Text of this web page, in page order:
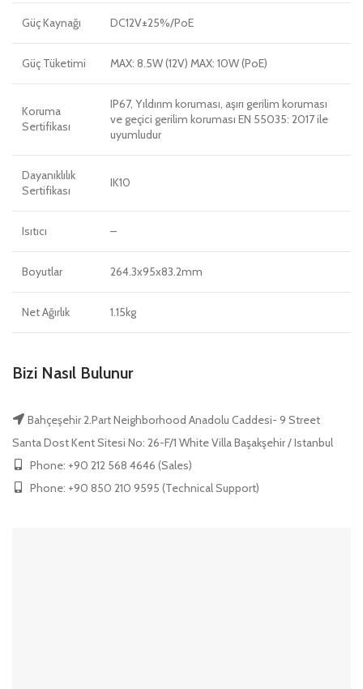
Güç Kaynağı DC12V±25%/PoE
Güç Tüketimi MAX: 8.5W (12V) MAX: 10W (PoE)
Koruma
Sertifikası
IP67, Yıldırım koruması, aşırı gerilim koruması
ve geçici gerilim koruması EN 55035: 2017 ile
uyumludur
Dayanıklılık
Sertifikası
IK10
Isıtıcı –
Boyutlar 264.3x95x83.2mm
Net Ağırlık 1.15kg
Bizi Nasıl Bulunur
Bahçeşehir 2.Part Neighborhood Anadolu Caddesi- 9 Street
Santa Dost Kent Sitesi No: 26-F/1 White Villa Başakşehir / Istanbul
Phone: +90 212 568 4646 (Sales)
Phone: +90 850 210 9595 (Technical Support)